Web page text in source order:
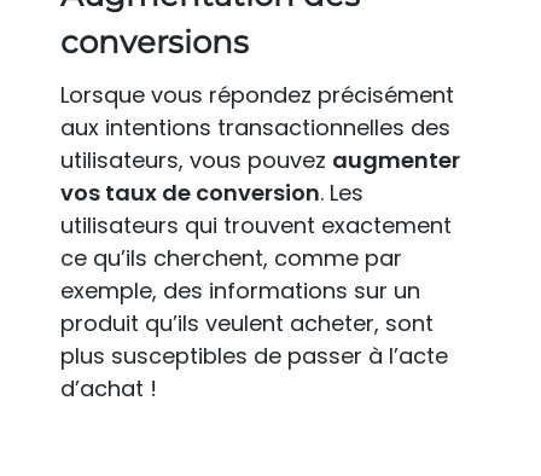
conversions
Lorsque vous répondez précisément
aux intentions transactionnelles des
utilisateurs, vous pouvez augmenter
vos taux de conversion. Les
utilisateurs qui trouvent exactement
ce qu’ils cherchent, comme par
exemple, des informations sur un
produit qu’ils veulent acheter, sont
plus susceptibles de passer à l’acte
d’achat !